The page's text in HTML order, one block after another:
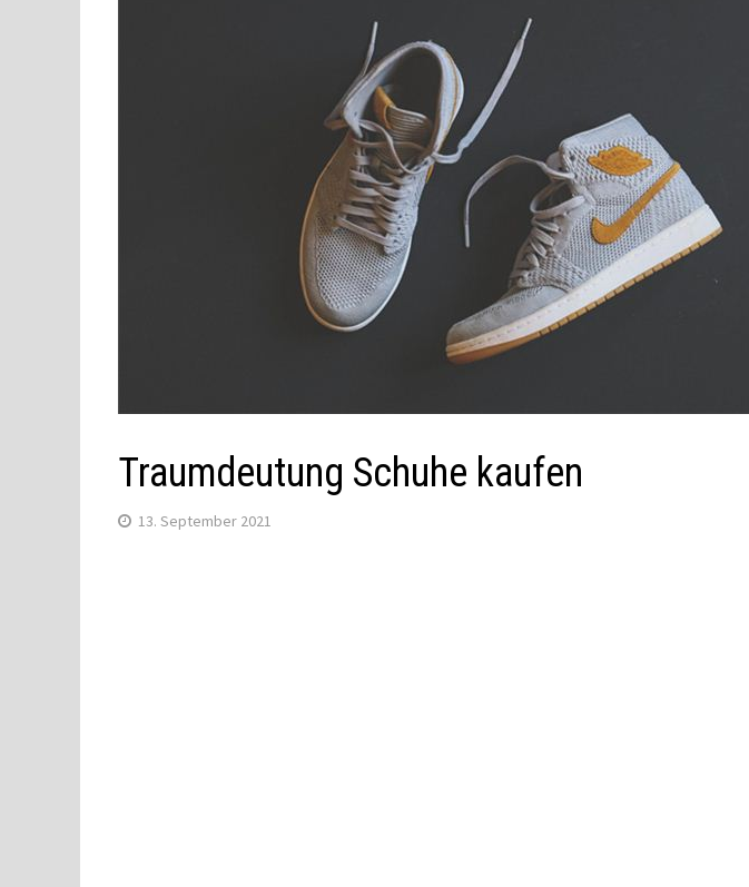
Traumdeutung Schuhe kaufen
13. September 2021